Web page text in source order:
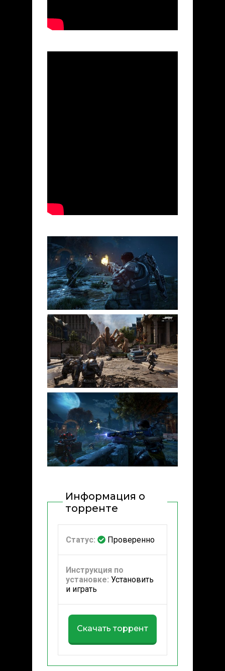
Информация о
торренте
Статус: Проверенно
Инструкция по
установке: Установить
и играть
Скачать торрент